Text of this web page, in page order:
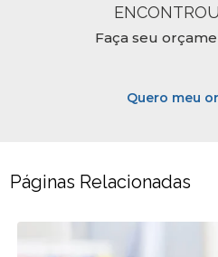
Faça seu
Quero meu
Páginas Relacionadas